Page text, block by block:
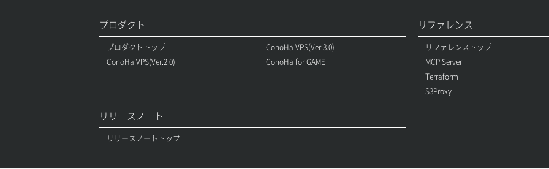
ロードバランサー追加
プロダクト
プロダクトトップ
ConoHa VPS(Ver.3.0)
ConoHa VPS(Ver.2.0)
ConoHa for GAME
リファレンス
リファレンストップ
MCP Server
Terraform
S3Proxy
リリースノート
リリースノートトップ